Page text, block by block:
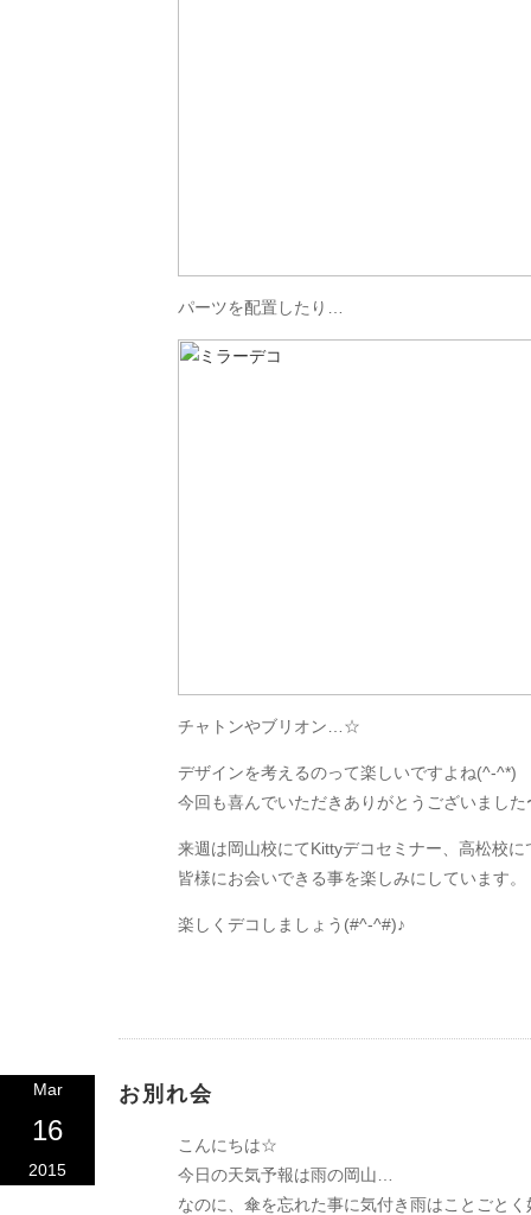
パーツを配置したり…
チャトンやブリオン…☆
デザインを考えるのって楽しいですよね(^-^*)
今回も喜んでいただきありがとうございました
来週は岡山校にてKittyデコセミナー、高松校
皆様にお会いできる事を楽しみにしています。
楽しくデコしましょう(#^-^#)♪
Mar
16
2015
お別れ会
こんにちは☆
今日の天気予報は雨の岡山…
なのに、傘を忘れた事に気付き雨はことごと